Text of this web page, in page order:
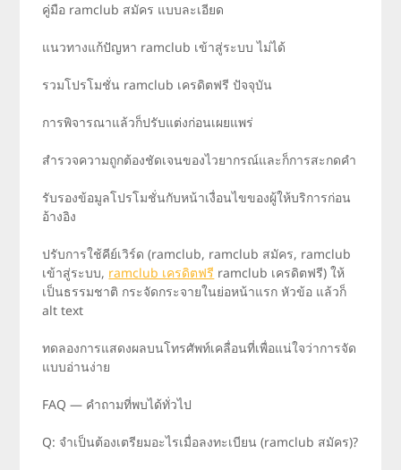
คู่มือ ramclub สมัคร แบบละเอียด
แนวทางแก้ปัญหา ramclub เข้าสู่ระบบ ไม่ได้
รวมโปรโมชั่น ramclub เครดิตฟรี ปัจจุบัน
การพิจารณาแล้วก็ปรับแต่งก่อนเผยแพร่
สำรวจความถูกต้องชัดเจนของไวยากรณ์และก็การสะกดคำ
รับรองข้อมูลโปรโมชั่นกับหน้าเงื่อนไขของผู้ให้บริการก่อน
อ้างอิง
ปรับการใช้คีย์เวิร์ด (ramclub, ramclub สมัคร, ramclub
เข้าสู่ระบบ, ramclub เครดิตฟรี ramclub เครดิตฟรี) ให้
เป็นธรรมชาติ กระจัดกระจายในย่อหน้าแรก หัวข้อ แล้วก็
alt text
ทดลองการแสดงผลบนโทรศัพท์เคลื่อนที่เพื่อแน่ใจว่าการจัด
แบบอ่านง่าย
FAQ — คำถามที่พบได้ทั่วไป
Q: จำเป็นต้องเตรียมอะไรเมื่อลงทะเบียน (ramclub สมัคร)?